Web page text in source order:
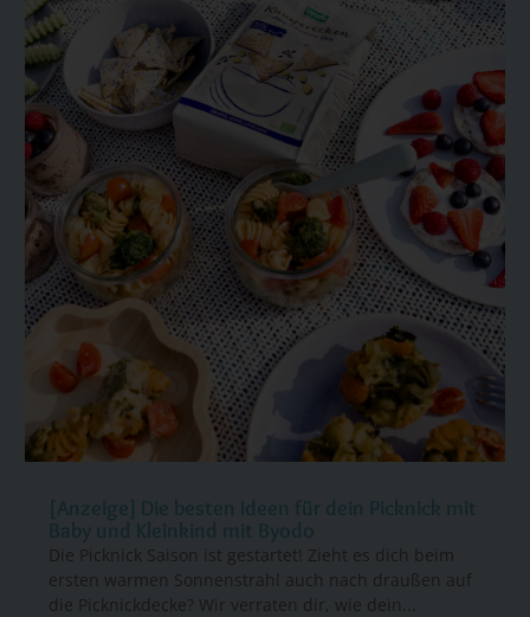
[Anzeige] Die besten Ideen für dein Picknick mit
Baby und Kleinkind mit Byodo
Die Picknick Saison ist gestartet! Zieht es dich beim
ersten warmen Sonnenstrahl auch nach draußen auf
die Picknickdecke? Wir verraten dir, wie dein...